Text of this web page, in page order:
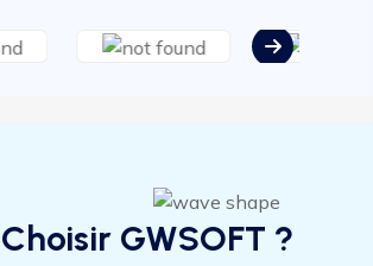
GWSOFT ?